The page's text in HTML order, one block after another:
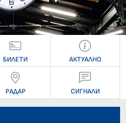
БИЛЕТИ АКТУАЛНО
РАДАР СИГНАЛИ